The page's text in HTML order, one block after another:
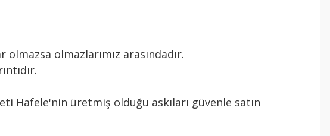
olmazlarımız arasındadır.
Hafele'nin üretmiş olduğu askıları güvenle satın